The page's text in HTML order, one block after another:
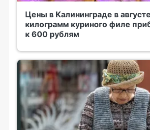
Цены в Калининграде в
килограмм куриного филе
к 600 рублям